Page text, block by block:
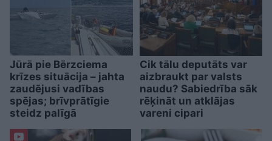
Jūrā pie Bērzciema
krīzes situācija – jahta
zaudējusi vadības
spējas; brīvprātīgie
steidz palīgā
Cik tālu deputāts var
aizbraukt par valsts
naudu? Sabiedrība sāk
rēķināt un atklājas
vareni cipari